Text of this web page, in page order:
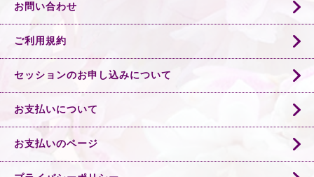
お問い合わせ
ご利用規約
セッションのお申し込みについて
お支払いについて
お支払いのページ